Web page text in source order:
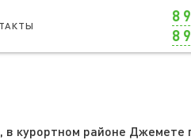
8
8
курортном районе Джемете